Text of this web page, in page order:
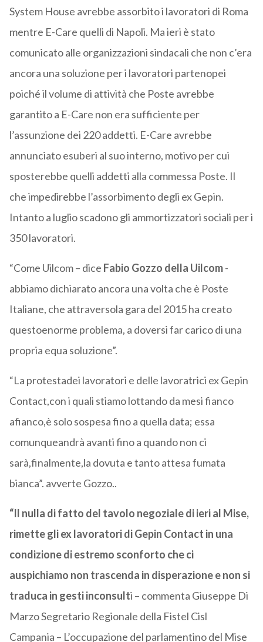
System House avrebbe assorbito i lavoratori di Roma
mentre E-Care quelli di Napoli. Ma ieri è stato
comunicato alle organizzazioni sindacali che non c’era
ancora una soluzione per i lavoratori partenopei
poiché il volume di attività che Poste avrebbe
garantito a E-Care non era sufficiente per
l’assunzione dei 220 addetti. E-Care avrebbe
annunciato esuberi al suo interno, motivo per cui
sposterebbe quelli addetti alla commessa Poste. Il
che impedirebbe l’assorbimento degli ex Gepin.
Intanto a luglio scadono gli ammortizzatori sociali per i
350 lavoratori.
“Come Uilcom – dice Fabio Gozzo della Uilcom-
abbiamo dichiarato ancora una volta che è Poste
Italiane, che attraversola gara del 2015 ha creato
questoenorme problema, a doversi far carico di una
propria equa soluzione”.
“La protestadei lavoratori e delle lavoratrici ex Gepin
Contact,con i quali stiamo lottando da mesi fianco
afianco,è solo sospesa fino a quella data; essa
comunqueandrà avanti fino a quando non ci
sarà,finalmente,la dovuta e tanto attesa fumata
bianca”. avverte Gozzo..
“Il nulla di fatto del tavolo negoziale di ieri al Mise,
rimette gli ex lavoratori di Gepin Contact in una
condizione di estremo sconforto che ci
auspichiamo non trascenda in disperazione e non si
traduca in gesti inconsulti – commenta Giuseppe Di
Marzo Segretario Regionale della Fistel Cisl
Campania – L’occupazione del parlamentino del Mise